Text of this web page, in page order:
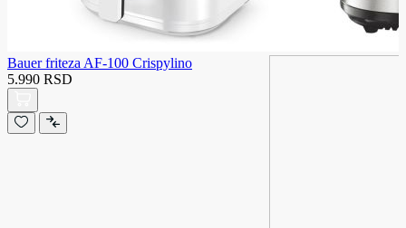
Bauer friteza AF-100 Crispylino
5.990 RSD